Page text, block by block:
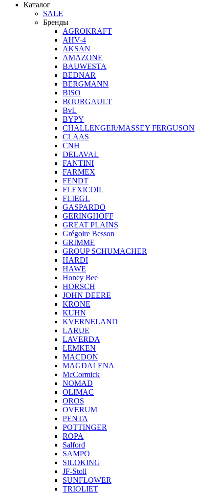
Каталог
SALE
Бренды
AGROKRAFT
AHV-4
AKSAN
AMAZONE
BAUWESTA
BEDNAR
BERGMANN
BISO
BOURGAULT
BvL
BYPY
CHALLENGER/MASSEY FERGUSON
CLAAS
CNH
DELAVAL
FANTINI
FARMEX
FENDT
FLEXICOIL
FLIEGL
GASPARDO
GERINGHOFF
GREAT PLAINS
Grégoire Besson
GRIMME
GROUP SCHUMACHER
HARDI
HAWE
Honey Bee
HORSCH
JOHN DEERE
KRONE
KUHN
KVERNELAND
LARUE
LAVERDA
LEMKEN
MACDON
MAGDALENA
McCormick
NOMAD
OLIMAC
OROS
OVERUM
PENTA
POTTINGER
ROPA
Salford
SAMPO
SILOKING
JF-Stoll
SUNFLOWER
TRIOLIET